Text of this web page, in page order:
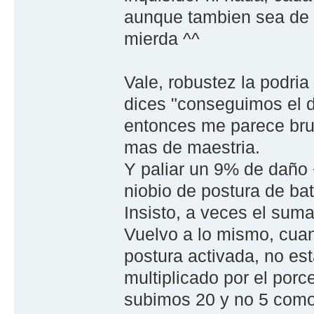
aunque tambien sea
mierda ^^
Vale, robustez la
dices "conseguimos el
entonces me parece
mas de maestria.
Y paliar un 9% de
niobio de postura de
Insisto, a veces el
Vuelvo a lo mismo,
postura activada, no
multiplicado por el
subimos 20 y no 5